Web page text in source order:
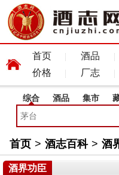
首页 酒品
价格
厂志
综合 酒品 集市
首页 > 酒志百科 > 酒
酒界功臣